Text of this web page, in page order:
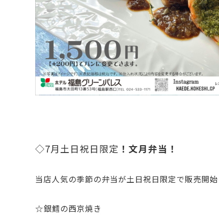
◇7月土日祝日限定 ！文月弁当！
当店人気の季節の弁当が土日祝日限定で販売開
☆銀鱈の西京焼き